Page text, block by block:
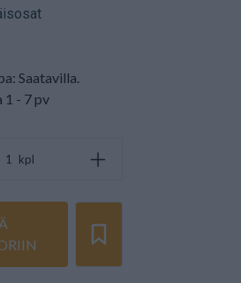
Saatavilla.
1 - 7 pv
kpl